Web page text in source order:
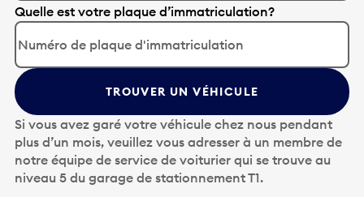
A
p
p
u
y
e
z
s
u
r
l
Quelle est votre plaque d’immatriculation?
TROUVER UN VÉHICULE
Si vous avez garé votre véhicule chez nous pendant
plus d’un mois, veuillez vous adresser à un membre de
notre équipe de service de voiturier qui se trouve au
niveau 5 du garage de stationnement T1.